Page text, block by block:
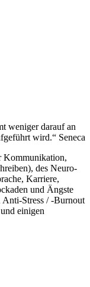
weniger darauf an
wird.“ Seneca
Kommunikation,
des Neuro-
Karriere,
und Ängste
Stress / -Burnout
einigen